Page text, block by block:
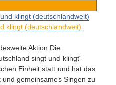
klingt (deutschlandweit)
Aktion Die
singt und klingt“
Einheit statt und hat das
gemeinsames Singen zu